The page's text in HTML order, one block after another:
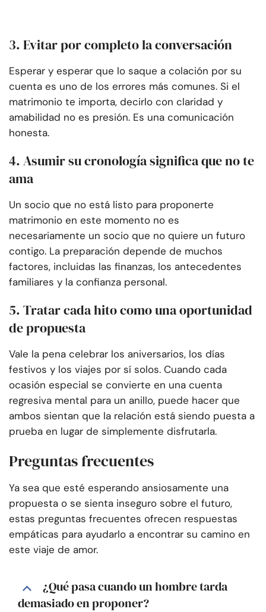
3. Evitar por completo la conversación
Esperar y esperar que lo saque a colación por su
cuenta es uno de los errores más comunes. Si el
matrimonio te importa, decirlo con claridad y
amabilidad no es presión. Es una comunicación
honesta.
4. Asumir su cronología significa que no te
ama
Un socio que no está listo para proponerte
matrimonio en este momento no es
necesariamente un socio que no quiere un futuro
contigo. La preparación depende de muchos
factores, incluidas las finanzas, los antecedentes
familiares y la confianza personal.
5. Tratar cada hito como una oportunidad
de propuesta
Vale la pena celebrar los aniversarios, los días
festivos y los viajes por sí solos. Cuando cada
ocasión especial se convierte en una cuenta
regresiva mental para un anillo, puede hacer que
ambos sientan que la relación está siendo puesta a
prueba en lugar de simplemente disfrutarla.
Preguntas frecuentes
Ya sea que esté esperando ansiosamente una
propuesta o se sienta inseguro sobre el futuro,
estas preguntas frecuentes ofrecen respuestas
empáticas para ayudarlo a encontrar su camino en
este viaje de amor.
¿Qué pasa cuando un hombre tarda
demasiado en proponer?